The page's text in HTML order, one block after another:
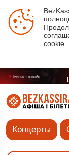
cookie.
Концерты